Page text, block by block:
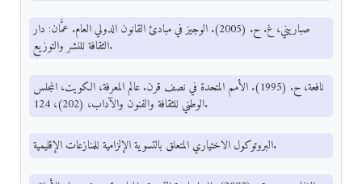
صباريني، غ. ح. (2005). الوجيز في مبادئ القانون الدولي العام. عمَّان: دار
الثقافة للنشر والتوزيع.
نافعة، ح. (1995). الأمم المتحدة في نصف قرن. عالم المعرفة، الكويت، المجلس
الوطني للثقافة والفنون والآداب، (202)، 124.
البروتوكول الاختياري المتعلق بالتسوية الإلزامية للمنازعات الإقليمية.